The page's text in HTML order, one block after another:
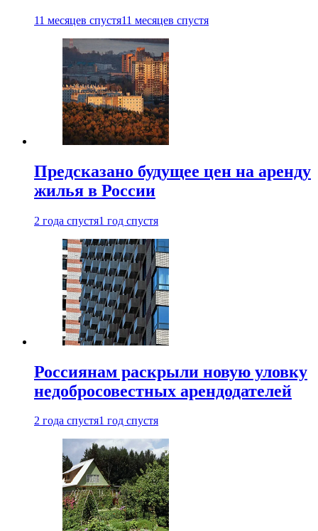
11 месяцев спустя11 месяцев спустя
Предсказано будущее цен на аренду
жилья в России
2 года спустя1 год спустя
Россиянам раскрыли новую уловку
недобросовестных арендодателей
2 года спустя1 год спустя